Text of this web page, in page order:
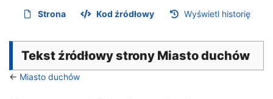
Strona Kod źródłowy Wyświetl historię
Tekst źródłowy strony Miasto duchów
← Miasto duchów